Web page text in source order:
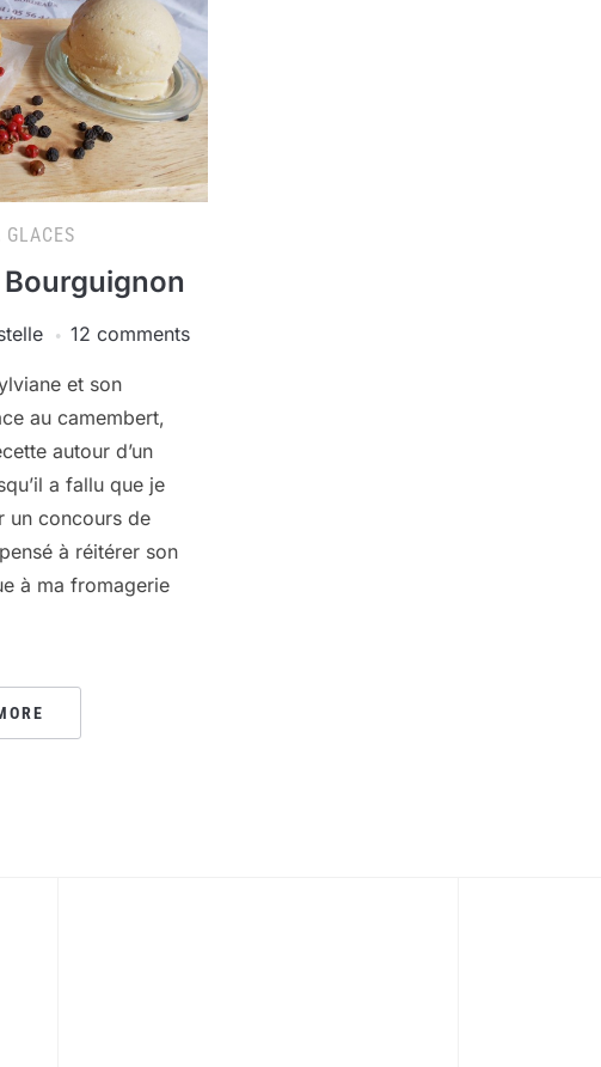
GLACES
Bourguignon
12 comments
et son
au camembert,
autour d’un
a fallu que je
un concours de
à réitérer son
à ma fromagerie